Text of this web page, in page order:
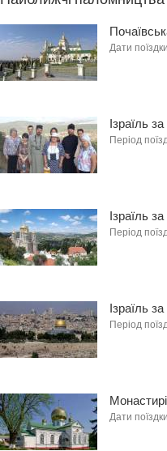
Дати
Ізраїль
Період
Ізраїль
Період
Ізраїль
Період
Дати